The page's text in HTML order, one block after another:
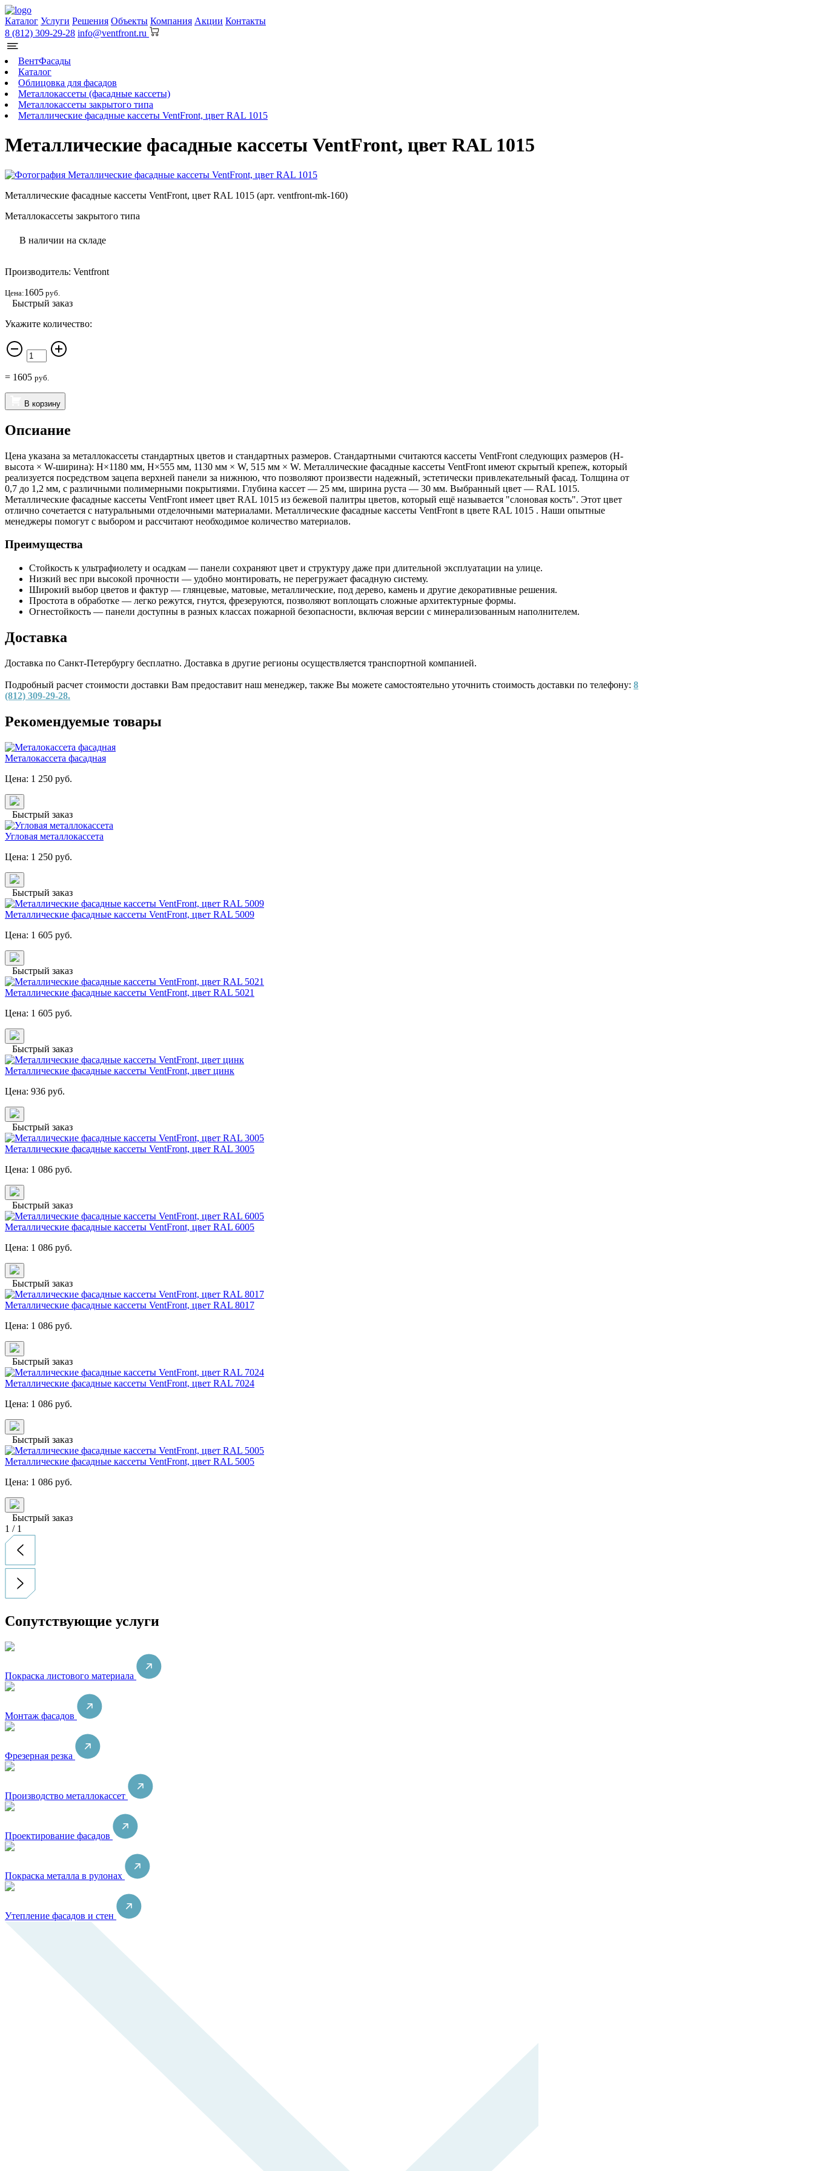
Каталог Услуги Решения Объекты Компания Акции Контакты
8 (812) 309-29-28 info@ventfront.ru
ВентФасады
Каталог
Облицовка для фасадов
Металлокассеты (фасадные кассеты)
Металлокассеты закрытого типа
Металлические фасадные кассеты VentFront, цвет RAL 1015
Металлические фасадные кассеты VentFront, цвет RAL 1015
Металлические фасадные кассеты VentFront, цвет RAL 1015 (арт. ventfront-mk-160)
Металлокассеты закрытого типа
В наличии на складе
Производитель: Ventfront
Цена:1605 руб.
Быстрый заказ
Укажите количество:
= 1605 руб.
В корзину
Опсиание
Цена указана за металлокассеты стандартных цветов и стандартных размеров. Стандартными считаются кассеты VentFront следующих размеров (H-
высота × W-ширина): H×1180 мм, H×555 мм, 1130 мм × W, 515 мм × W. Металлические фасадные кассеты VentFront имеют скрытый крепеж, который
реализуется посредством зацепа верхней панели за нижнюю, что позволяют произвести надежный, эстетически привлекательный фасад. Толщина от
0,7 до 1,2 мм, с различными полимерными покрытиями. Глубина кассет — 25 мм, ширина руста — 30 мм. Выбранный цвет — RAL 1015.
Металлические фасадные кассеты VentFront имеет цвет RAL 1015 из бежевой палитры цветов, который ещё называется "слоновая кость". Этот цвет
отлично сочетается с натуральными отделочными материалами. Металлические фасадные кассеты VentFront в цвете RAL 1015 . Наши опытные
менеджеры помогут с выбором и рассчитают необходимое количество материалов.
Преимущества
Стойкость к ультрафиолету и осадкам — панели сохраняют цвет и структуру даже при длительной эксплуатации на улице.
Низкий вес при высокой прочности — удобно монтировать, не перегружает фасадную систему.
Широкий выбор цветов и фактур — глянцевые, матовые, металлические, под дерево, камень и другие декоративные решения.
Простота в обработке — легко режутся, гнутся, фрезеруются, позволяют воплощать сложные архитектурные формы.
Огнестойкость — панели доступны в разных классах пожарной безопасности, включая версии с минерализованным наполнителем.
Доставка
Доставка по Санкт-Петербургу бесплатно. Доставка в другие регионы осуществляется транспортной компанией.
Подробный расчет стоимости доставки Вам предоставит наш менеджер, также Вы можете самостоятельно уточнить стоимость доставки по телефону: 8
(812) 309-29-28.
Рекомендуемые товары
Металокассета фасадная
Цена: 1 250 руб.
Быстрый заказ
Угловая металлокассета
Цена: 1 250 руб.
Быстрый заказ
Металлические фасадные кассеты VentFront, цвет RAL 5009
Цена: 1 605 руб.
Быстрый заказ
Металлические фасадные кассеты VentFront, цвет RAL 5021
Цена: 1 605 руб.
Быстрый заказ
Металлические фасадные кассеты VentFront, цвет цинк
Цена: 936 руб.
Быстрый заказ
Металлические фасадные кассеты VentFront, цвет RAL 3005
Цена: 1 086 руб.
Быстрый заказ
Металлические фасадные кассеты VentFront, цвет RAL 6005
Цена: 1 086 руб.
Быстрый заказ
Металлические фасадные кассеты VentFront, цвет RAL 8017
Цена: 1 086 руб.
Быстрый заказ
Металлические фасадные кассеты VentFront, цвет RAL 7024
Цена: 1 086 руб.
Быстрый заказ
Металлические фасадные кассеты VentFront, цвет RAL 5005
Цена: 1 086 руб.
Быстрый заказ
1 / 1
Сопутствующие услуги
Покраска листового материала
Монтаж фасадов
Фрезерная резка
Производство металлокассет
Проектирование фасадов
Покраска металла в рулонах
Утепление фасадов и стен